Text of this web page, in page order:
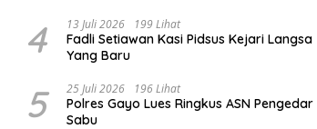
4 13 Juli 2026 199 Lihat
Fadli Setiawan Kasi Pidsus Kejari Langsa
Yang Baru
5 25 Juli 2026 196 Lihat
Polres Gayo Lues Ringkus ASN Pengedar
Sabu